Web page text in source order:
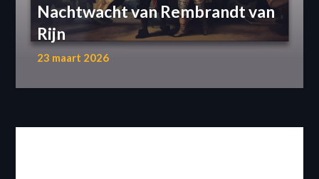
Nachtwacht van Rembrandt van
Rijn
23 maart 2026